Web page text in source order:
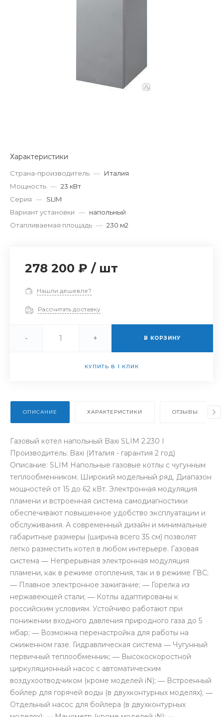
Характеристики
Страна-производитель — Италия
Мощность — 23 кВт
Серия — SLIM
Вариант установки — напольный
Отапливаемая площадь — 230 м2
278 200 ₽ / шт
Нашли дешевле?
Рассчитать доставку
- + В КОРЗИНУ
КУПИТЬ В 1 КЛИК
ОПИСАНИЕ ХАРАКТЕРИСТИКИ ОТЗЫВЫ
Газовый котел напольный Baxi SLIM 2.230 I
Производитель: Baxi (Италия - гарантия 2 год)
Описание: SLIM Напольные газовые котлы с чугунным
теплообменником. Широкий модельный ряд. Диапазон
мощностей от 15 до 62 кВт. Электронная модуляция
пламени и встроенная система самодиагностики
обеспечивают повышенное удобство эксплуатации и
обслуживания. А современный дизайн и минимальные
габаритные размеры (ширина всего 35 см) позволят
легко разместить котел в любом интерьере. Газовая
система ― Непрерывная электронная модуляция
пламени, как в режиме отопления, так и в режиме ГВС;
― Плавное электронное зажигание; ― Горелка из
нержавеющей стали; ― Котлы адаптированы к
российским условиям. Устойчиво работают при
понижении входного давления природного газа до 5
мбар; ― Возможна перенастройка для работы на
сжиженном газе. Гидравлическая система ― Чугунный
первичный теплообменник; ― Высокоскоростной
циркуляционный насос с автоматическим
воздухоотводчиком (кроме моделей iN); ― Встроенный
бойлер для горячей воды (в двухконтурных моделях); ―
Отдельный насос для бойлера (в двухконтурных